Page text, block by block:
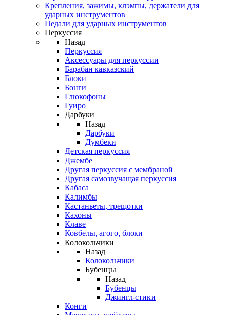
Крепления, зажимы, клэмпы, держатели для
ударных инструментов
Педали для ударных инструментов
Перкуссия
Назад
Перкуссия
Аксессуары для перкуссии
Барабан кавказский
Блоки
Бонги
Глюкофоны
Гуиро
Дарбуки
Назад
Дарбуки
Думбеки
Детская перкуссия
Джембе
Другая перкуссия с мембраной
Другая самозвучащая перкуссия
Кабаса
Калимбы
Кастаньеты, трещотки
Кахоны
Клаве
Ковбелы, агого, блоки
Колокольчики
Назад
Колокольчики
Бубенцы
Назад
Бубенцы
Джингл-стики
Конги